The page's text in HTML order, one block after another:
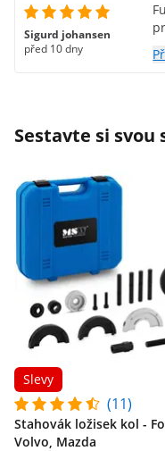
Sigurd johansen
před 10 dny
Sestavte si svou
Slevy
(11)
Stahovák ložisek kol -
Volvo, Mazda